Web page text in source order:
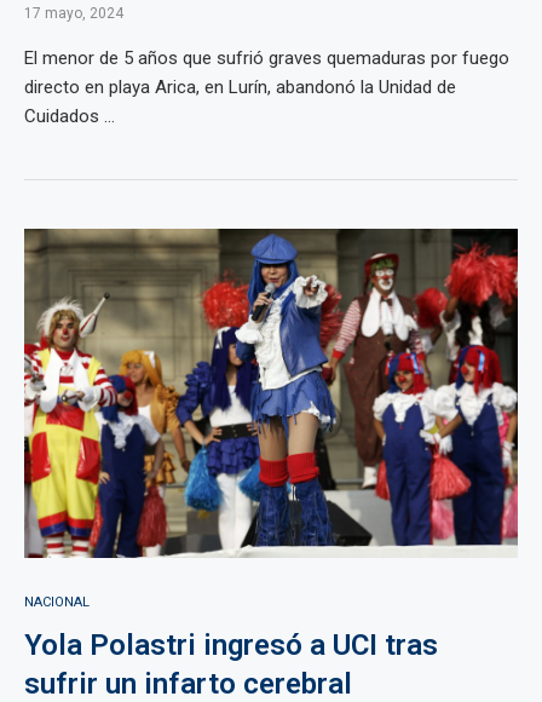
17 mayo, 2024
El menor de 5 años que sufrió graves quemaduras por fuego
directo en playa Arica, en Lurín, abandonó la Unidad de
Cuidados ...
NACIONAL
Yola Polastri ingresó a UCI tras
sufrir un infarto cerebral